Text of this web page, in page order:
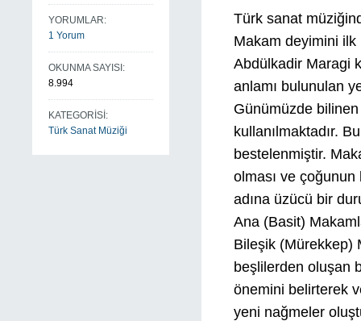
YORUMLAR:
1 Yorum
OKUNMA SAYISI:
8.994
KATEGORİSİ:
Türk Sanat Müziği
Türk sanat
Makam deyimini ilk
Abdülkadir Maragi
anlamı bulunulan
Günümüzde
kullanılmaktadır.
bestelenmiştir.
olması ve çoğunun
adına üzücü bir
Ana (Basit)
Bileşik (Mürekkep)
beşlilerden oluşan
önemini belirterek
yeni nağmeler